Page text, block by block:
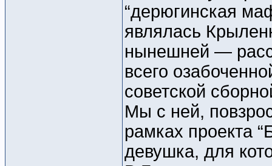
“дерюгинская
являлась
нынешней —
всего
советской
Мы с ней,
рамках проекта
девушка, для